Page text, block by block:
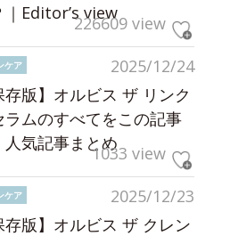
｜Editor’s view226609 view
2025/12/24
ケア
存版】オルビス ザ リンク
ラムのすべてをこの記事
人気記事まとめ1033 view
2025/12/23
ケア
存版】オルビス ザ クレン